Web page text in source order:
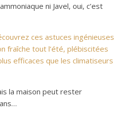
ni Javel, oui, c’est
ces astuces ingénieuses
fraîche tout l’été, plébiscitées
efficaces que les climatiseurs
la maison peut rester